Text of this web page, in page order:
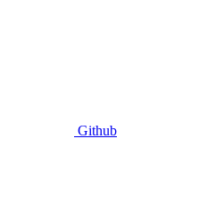
Github